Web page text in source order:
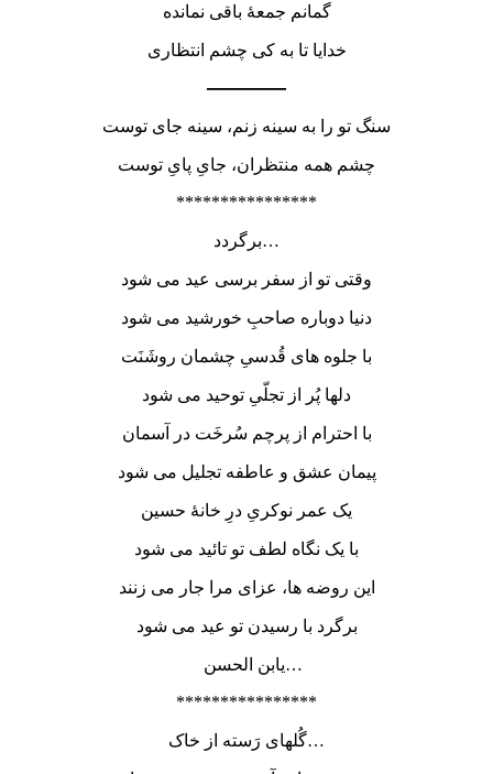
گمانم جمعۀ باقی نمانده
خدایا تا به کی چشم انتظاری
————–
سنگ تو را به سینه زنم، سینه جای توست
چشم همه منتظران، جایِ پایِ توست
****************
برگردد…
وقتی تو از سفر برسی عید می شود
دنیا دوباره صاحبِ خورشید می شود
با جلوه های قُدسیِ چشمان روشَنَت
دلها پُر از تجلّیِ توحید می شود
با احترام از پرچم سُرخَت در آسمان
پیمان عشق و عاطفه تجلیل می شود
یک عمر نوکریِ درِ خانۀ حسین
با یک نگاه لطف تو تائید می شود
این روضه ها، عزای مرا جار می زنند
برگرد با رسیدن تو عید می شود
یابن الحسن…
****************
گُلهای رَسته از خاک…